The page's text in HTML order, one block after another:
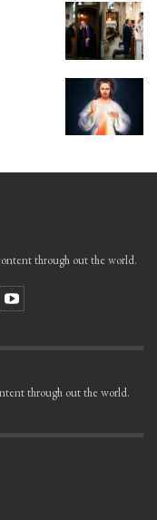
through out the world.
through out the world.